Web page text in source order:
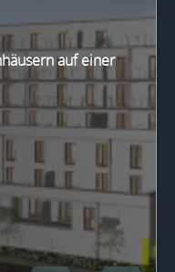
auf einer